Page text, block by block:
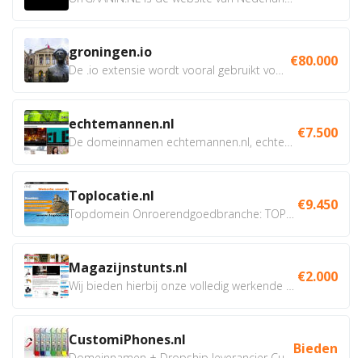
groningen.io €80.000
echtemannen.nl €7.500
Toplocatie.nl €9.450
Magazijnstunts.nl €2.000
CustomiPhones.nl Bieden